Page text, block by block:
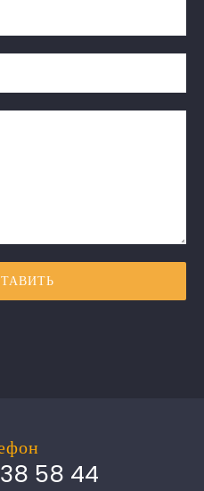
58 44